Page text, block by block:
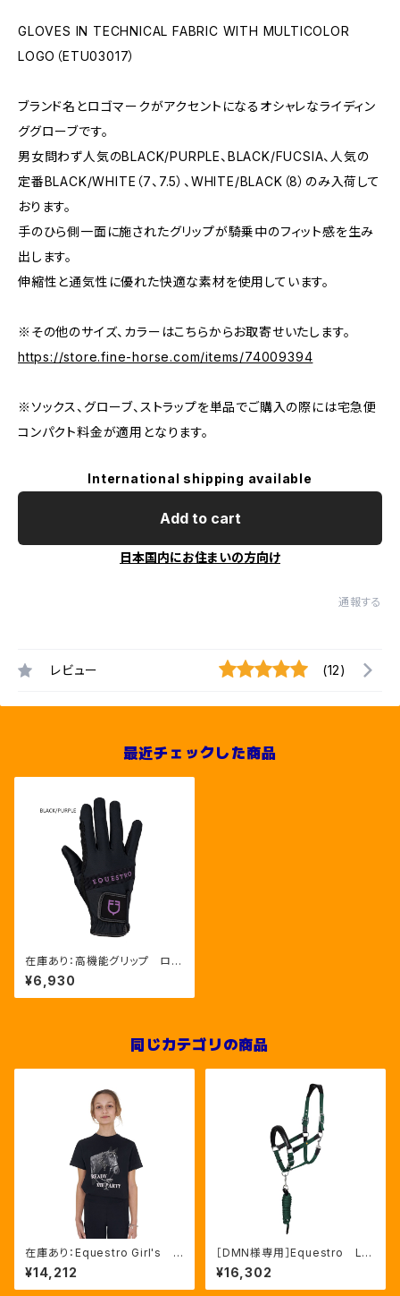
GLOVES IN TECHNICAL FABRIC WITH MULTICOLOR
LOGO（ETU03017）
ブランド名とロゴマークがアクセントになるオシャレなライディン
ググローブです。
男女問わず人気のBLACK/PURPLE、BLACK/FUCSIA、人気の
定番BLACK/WHITE（7、7.5）、WHITE/BLACK（8）のみ入荷して
おります。
手のひら側一面に施されたグリップが騎乗中のフィット感を生み
出します。
伸縮性と通気性に優れた快適な素材を使用しています。
※その他のサイズ、カラーはこちらからお取寄せいたします。
https://store.fine-horse.com/items/74009394
※ソックス、グローブ、ストラップを単品でご購入の際には宅急便
コンパクト料金が適用となります。
International shipping available
Add to cart
日本国内にお住まいの方向け
通報する
レビュー (12)
最近チェックした商品
在庫あり：高機能グリップ ロゴ
入りライディンググローブ ３色
（ETU03017）
¥6,930
同じカテゴリの商品
在庫あり：Equestro Girl's R
eady To The Party Ｔシャ
ツ ラインストーンTシャツ（ETK
A00249）
¥14,212
［DMN様専用］Equestro La
ni 無口＆引手セット グリー
ン FULLサイズ（ETH03002
N）
¥16,302